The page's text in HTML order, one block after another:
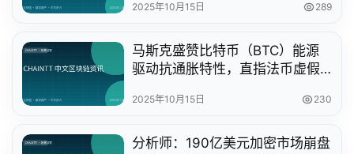
2025年10月15日 289
马斯克盛赞比特币（BTC）能源
驱动抗通胀特性，直指法币虚假
2025年10月15日 230
分析师：190亿美元加密市场崩盘